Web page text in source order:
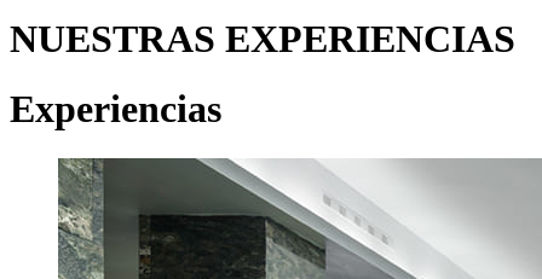
NUESTRAS EXPERIENCIAS
Experiencias